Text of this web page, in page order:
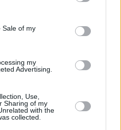
and its third-party tags to
purposes in below Google
Sale of my
my
Advertising.
Use,
Sharing of my
with the
collected.
από 1.000 ευρώ, τι